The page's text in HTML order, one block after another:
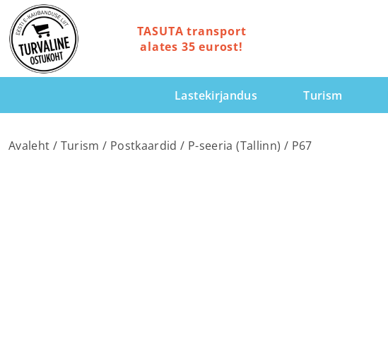
TASUTA transport
alates 35 eurost!
Lastekirjandus Turism
Avaleht / Turism / Postkaardid / P-seeria (Tallinn) / P67